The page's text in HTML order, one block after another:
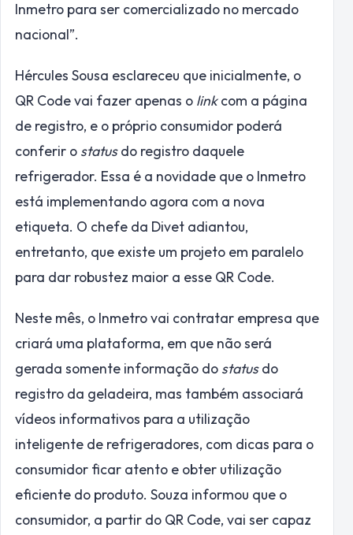
Inmetro para ser comercializado no mercado
nacional”.
Hércules Sousa esclareceu que inicialmente, o
QR Code vai fazer apenas o linkcom a página
de registro, e o próprio consumidor poderá
conferir o statusdo registro daquele
refrigerador. Essa é a novidade que o Inmetro
está implementando agora com a nova
etiqueta. O chefe da Divet adiantou,
entretanto, que existe um projeto em paralelo
para dar robustez maior a esse QR Code.
Neste mês, o Inmetro vai contratar empresa que
criará uma plataforma, em que não será
gerada somente informação do statusdo
registro da geladeira, mas também associará
vídeos informativos para a utilização
inteligente de refrigeradores, com dicas para o
consumidor ficar atento e obter utilização
eficiente do produto. Souza informou que o
consumidor, a partir do QR Code, vai ser capaz